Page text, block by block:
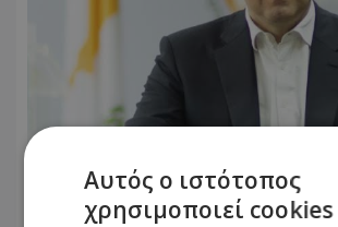
Υπ. Ενέργειας: «Επάρκεια
ρεύματος με την υλοποίηση
Αυτός ο ιστότοπος
χρησιμοποιεί cookies